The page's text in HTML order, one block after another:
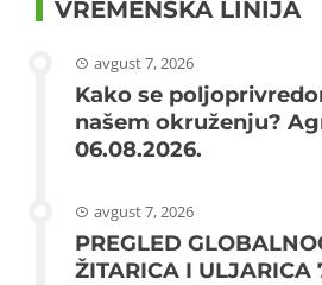
VREMENSKA LINIJA
avgust 7, 2026
Kako se
našem okruženju?
06.08.2026.
avgust 7, 2026
PREGLED
ŽITARICA I ULJARICA